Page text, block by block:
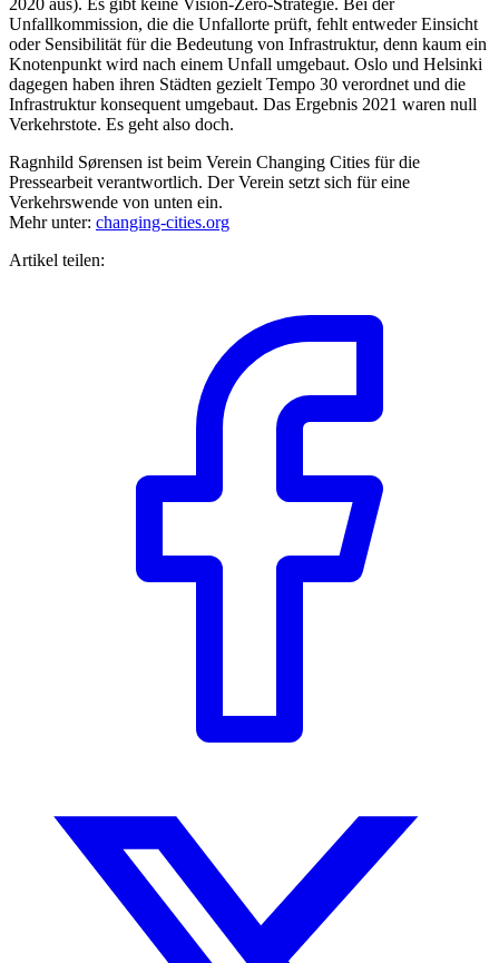
2020 aus). Es gibt keine Vision-Zero-Strategie. Bei der
Unfallkommission, die die Unfallorte prüft, fehlt entweder Einsicht
oder Sensibilität für die Bedeutung von Infrastruktur, denn kaum ein
Knotenpunkt wird nach einem Unfall umgebaut. Oslo und Helsinki
dagegen haben ihren Städten gezielt Tempo 30 verordnet und die
Infrastruktur konsequent umgebaut. Das Ergebnis 2021 waren null
Verkehrstote. Es geht also doch.
Ragnhild Sørensen ist beim Verein Changing Cities für die
Pressearbeit verantwortlich. Der Verein setzt sich für eine
Verkehrswende von unten ein.
Mehr unter: changing-cities.org
Artikel teilen: